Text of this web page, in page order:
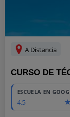
A Distancia
CURSO DE
ESCUELA EN
4.5